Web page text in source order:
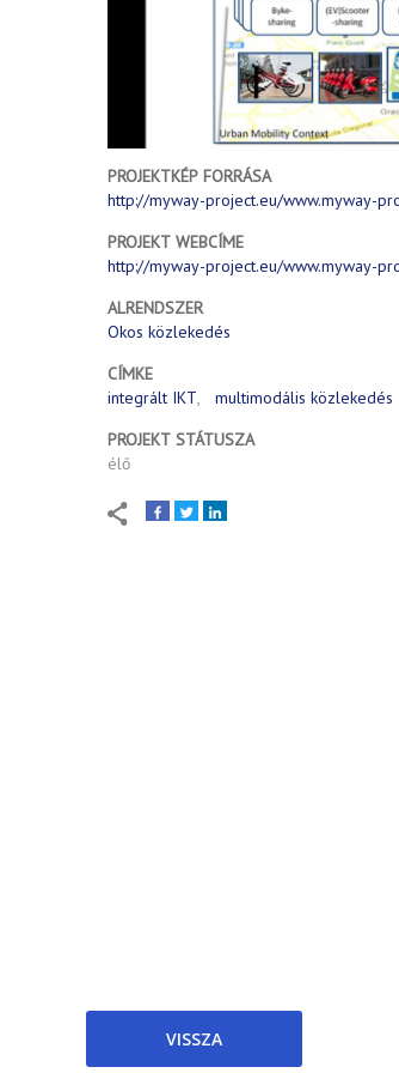
PROJEKTKÉP FORRÁSA
http://myway-project.eu/www.myway-
PROJEKT WEBCÍME
http://myway-project.eu/www.myway-
ALRENDSZER
Okos közlekedés
CÍMKE
integrált IKT
multimodális közlekedés
PROJEKT STÁTUSZA
élő